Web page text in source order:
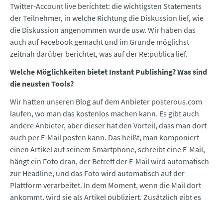
Twitter-Account live berichtet: die wichtigsten Statements
der Teilnehmer, in welche Richtung die Diskussion lief, wie
die Diskussion angenommen wurde usw. Wir haben das
auch auf Facebook gemacht und im Grunde möglichst
zeitnah darüber berichtet, was auf der Re:publica lief.
Welche Möglichkeiten bietet Instant Publishing? Was sind
die neusten Tools?
Wir hatten unseren Blog auf dem Anbieter posterous.com
laufen, wo man das kostenlos machen kann. Es gibt auch
andere Anbieter, aber dieser hat den Vorteil, dass man dort
auch per E-Mail posten kann. Das heißt, man komponiert
einen Artikel auf seinem Smartphone, schreibt eine E-Mail,
hängt ein Foto dran, der Betreff der E-Mail wird automatisch
zur Headline, und das Foto wird automatisch auf der
Plattform verarbeitet. In dem Moment, wenn die Mail dort
ankommt, wird sie als Artikel publiziert. Zusätzlich gibt es